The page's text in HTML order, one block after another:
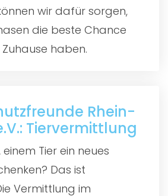
wir dafür sorgen,
die beste Chance
haben.
Rhein-
Tiervermittlung
Tier ein neues
Das ist
Vermittlung im